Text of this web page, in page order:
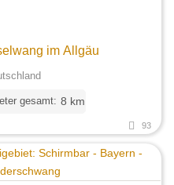
im Allgäu
gesamt: 8 km
93